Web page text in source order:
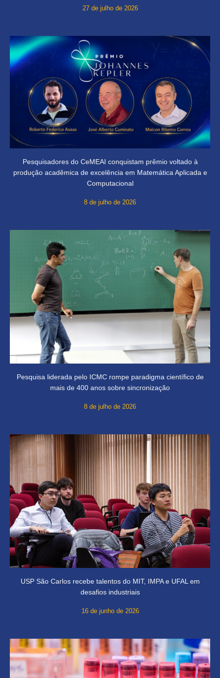
27 de julho de 2026
Pesquisadores do CeMEAI conquistam prêmio voltado à
produção acadêmica de excelência em Matemática Aplicada e
Computacional
8 de julho de 2026
Pesquisa liderada pelo ICMC rompe paradigma científico de
mais de 400 anos sobre sincronização
8 de julho de 2026
USP São Carlos recebe talentos do MIT, IMPA e UFAL em
desafios industriais
16 de junho de 2026